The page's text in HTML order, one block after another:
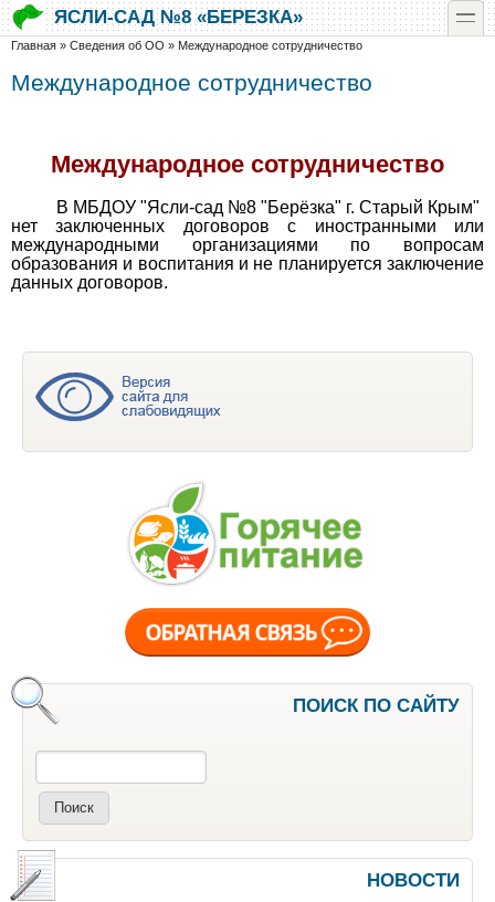
Перейти к основному содержанию
Skip to searchЯСЛИ-САД №8 «БЕРЕЗКА»
toggle
Вы здесь
Главная » Сведения об ОО » Международное сотрудничество
Международное сотрудничество
Международное сотрудничество
В МБДОУ "Ясли-сад №8 "Берёзка" г. Старый Крым"
нет заключенных договоров с иностранными или
международными организациями по вопросам
образования и воспитания и не планируется заключение
данных договоров.
ПОИСК ПО САЙТУ
Поиск
НОВОСТИ